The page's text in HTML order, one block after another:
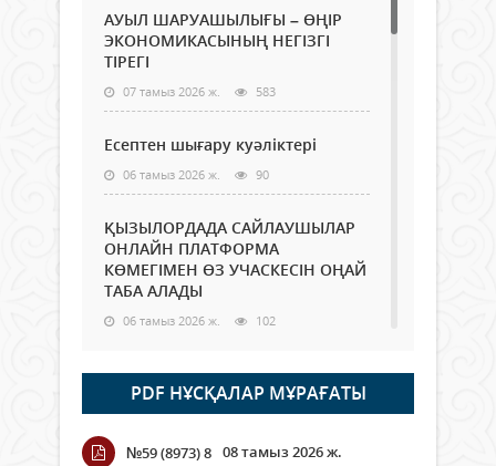
АУЫЛ ШАРУАШЫЛЫҒЫ – ӨҢІР
ЭКОНОМИКАСЫНЫҢ НЕГІЗГІ
ТІРЕГІ
07 тамыз 2026 ж. 583
Есептен шығару куәліктері
06 тамыз 2026 ж. 90
ҚЫЗЫЛОРДАДА САЙЛАУШЫЛАР
ОНЛАЙН ПЛАТФОРМА
КӨМЕГІМЕН ӨЗ УЧАСКЕСІН ОҢАЙ
ТАБА АЛАДЫ
06 тамыз 2026 ж. 102
Open Air: Қызылорда облысы
полиция департаменті 20
мыңнан астам көрерменнің
қауіпсіздігін қамтамасыз етті
PDF НҰСҚАЛАР МҰРАҒАТЫ
№59 (8973) 8 08 тамыз 2026 ж.